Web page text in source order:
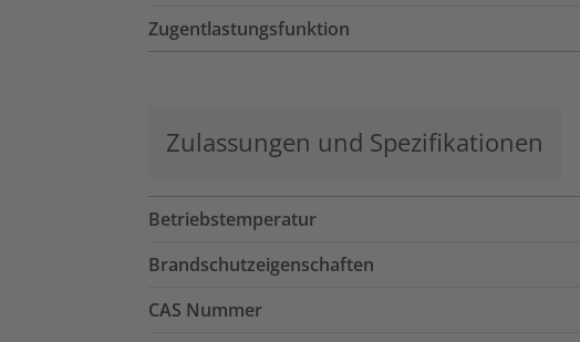
Zugentlastungsfunktion
Zulassungen und Spezifikationen
Betriebstemperatur
Brandschutzeigenschaften
CAS Nummer